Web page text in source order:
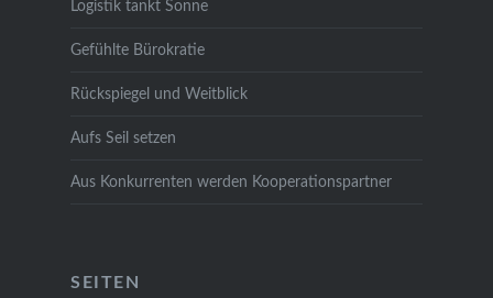
Logis­tik tankt Son­ne
Gefühl­te Büro­kra­tie
Rück­spie­gel und Weit­blick
Aufs Seil set­zen
Aus Kon­kur­ren­ten wer­den Koope­ra­ti­ons­part­ner
SEI­TEN